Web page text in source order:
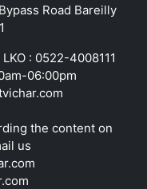
Road Bareilly
: 0522-4008111
06:00pm
the content on
us